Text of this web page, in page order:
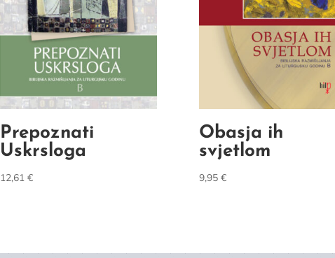
Prepoznati
Uskrsloga
12,61 €
Obasja ih
svjetlom
9,95 €